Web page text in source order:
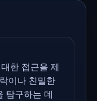
한 접근을 제
이나 친밀한
탐구하는 데